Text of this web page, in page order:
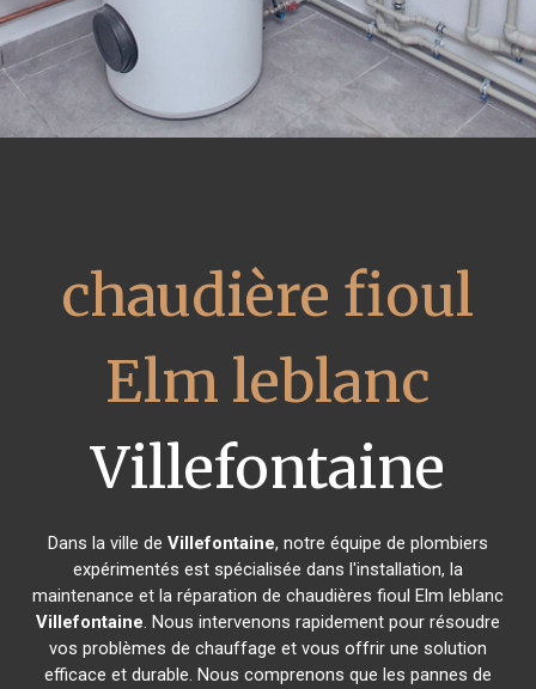
chaudière fioul
Elm leblanc
Villefontaine
Dans la ville de Villefontaine, notre équipe de plombiers
expérimentés est spécialisée dans l'installation, la
maintenance et la réparation de chaudières fioul Elm leblanc
Villefontaine. Nous intervenons rapidement pour résoudre
vos problèmes de chauffage et vous offrir une solution
efficace et durable. Nous comprenons que les pannes de